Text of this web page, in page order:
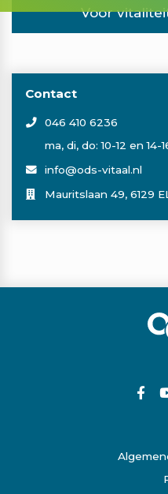
Voor
Contact
046 410 6236
ma, di, do: 10-12 en 14-
info@ods-vitaal.nl
Mauritslaan 49, 6129